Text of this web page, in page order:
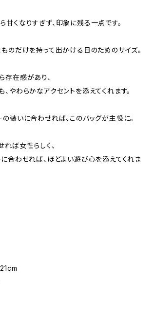
甘くなりすぎず、印象に残る一点です。
のだけを持って出かける日のためのサイズ。
存在感があり、
やわらかなアクセントを添えてくれます。
の装いに合わせれば、このバッグが主役に。
ば女性らしく、
に合わせれば、ほどよい遊び心を添えてくれま